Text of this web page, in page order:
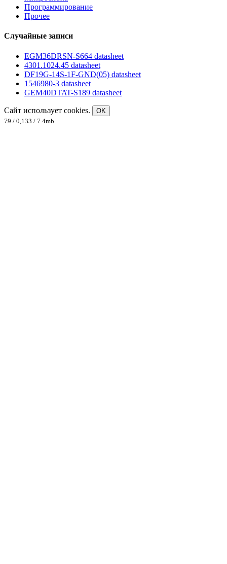
Программирование
Прочее
Случайные записи
EGM36DRSN-S664 datasheet
4301.1024.45 datasheet
DF19G-14S-1F-GND(05) datasheet
1546980-3 datasheet
GEM40DTAT-S189 datasheet
Сайт использует cookies.
OK
79 / 0,133 / 7.4mb